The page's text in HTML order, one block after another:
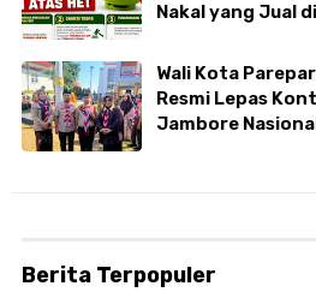
Nakal yang Jual
Wali Kota
Resmi Lepas
Jambore
Berita Terpopuler